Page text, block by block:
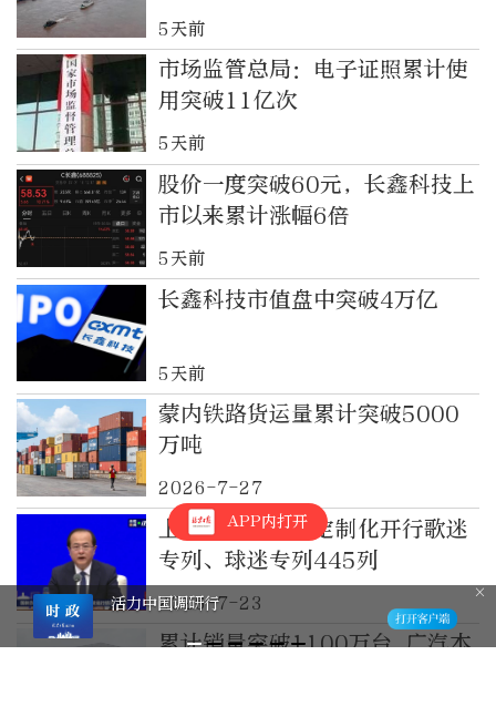
5天前
市场监管总局：电子证照累计使
用突破11亿次
5天前
股价一度突破60元，长鑫科技上
市以来累计涨幅6倍
5天前
长鑫科技市值盘中突破4万亿
5天前
蒙内铁路货运量累计突破5000
万吨
2026-7-27
上半年全国铁路定制化开行歌迷
专列、球迷专列445列
2026-7-23
累计销量突破1100万台 广汽本
APP内打开
活力中国调研行